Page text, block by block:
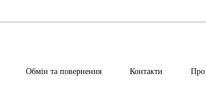
Обмін та повернення Контакти
Про